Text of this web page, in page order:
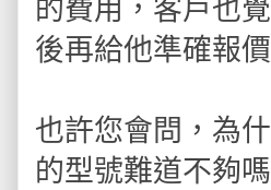
的費用，客戶也
後再給他準確報價
也許您會問，為
的型號難道不夠